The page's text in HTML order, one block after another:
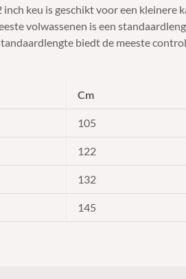
keu is geschikt voor een kleinere
volwassenen is een
biedt de meeste
Cm
105
122
132
145